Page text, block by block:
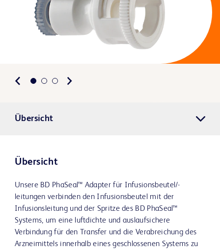
Übersicht
Übersicht
Unsere BD PhaSeal™ Adapter für Infusionsbeutel/-
leitungen verbinden den Infusionsbeutel mit der
Infusionsleitung und der Spritze des BD PhaSeal™
Systems, um eine luftdichte und auslaufsichere
Verbindung für den Transfer und die Verabreichung des
Arzneimittels innerhalb eines geschlossenen Systems zu